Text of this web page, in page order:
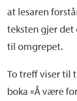
at lesaren
teksten gjer det
til omgrepet.
To treff viser til
boka «Å være